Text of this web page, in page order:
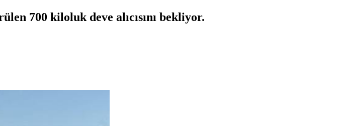
700 kiloluk deve alıcısını bekliyor.